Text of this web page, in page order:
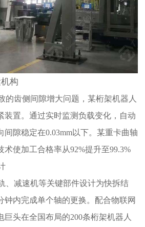
构
的齿侧间隙增大问题，某桁架机器人
装置。通过实时监测负载变化，自动
间隙稳定在0.03mm以下。某重卡曲轴
使加工合格率从92%提升至99.3%
、减速机等关键部件设计为快拆结
钟内完成单个轴的更换。配合物联网
巨头在全国布局的200条桁架机器人